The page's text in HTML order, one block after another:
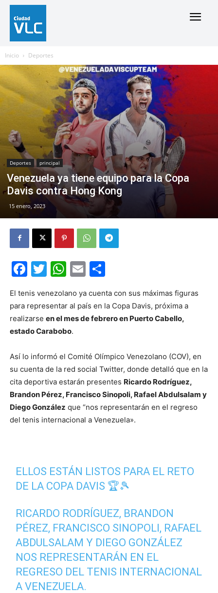
Inicio Deportes
Deportes principal
Venezuela ya tiene equipo para la Copa
Davis contra Hong Kong
15 enero, 2023
Facebook
Twitter
WhatsApp
Email
El tenis venezolano ya cuenta con sus máximas figuras
para representar al país en la Copa Davis, próxima a
realizarse en el mes de febrero en Puerto Cabello,
estado Carabobo.
Así lo informó el Comité Olímpico Venezolano (COV), en
su cuenta de la red social Twitter, donde detalló que en la
cita deportiva estarán presentes Ricardo Rodríguez,
Brandon Pérez, Francisco Sinopoli, Rafael Abdulsalam y
Diego González que “nos representarán en el regreso
del tenis internacional a Venezuela».
ELLOS ESTÁN LISTOS PARA EL RETO
DE LA COPA DAVIS 🏆🎾
RICARDO RODRÍGUEZ, BRANDON
PÉREZ, FRANCISCO SINOPOLI, RAFAEL
ABDULSALAM Y DIEGO GONZÁLEZ
NOS REPRESENTARÁN EN EL
REGRESO DEL TENIS INTERNACIONAL
A VENEZUELA.